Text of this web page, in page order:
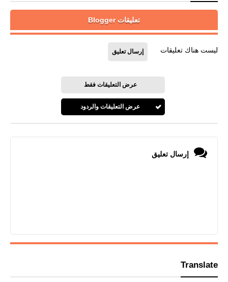
تعليقات Blogger
ليست هناك تعليقات إرسال تعليق
عرض التعليقات فقط
عرض التعليقات والردود
إرسال تعليق
Translate